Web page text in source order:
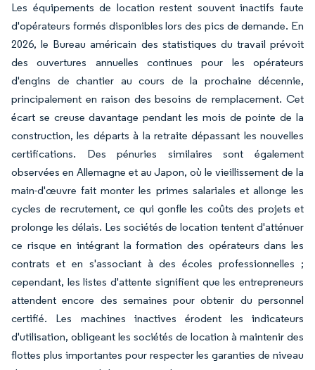
Les équipements de location restent souvent inactifs faute
d'opérateurs formés disponibles lors des pics de demande. En
2026, le Bureau américain des statistiques du travail prévoit
des ouvertures annuelles continues pour les opérateurs
d'engins de chantier au cours de la prochaine décennie,
principalement en raison des besoins de remplacement. Cet
écart se creuse davantage pendant les mois de pointe de la
construction, les départs à la retraite dépassant les nouvelles
certifications. Des pénuries similaires sont également
observées en Allemagne et au Japon, où le vieillissement de la
main-d'œuvre fait monter les primes salariales et allonge les
cycles de recrutement, ce qui gonfle les coûts des projets et
prolonge les délais. Les sociétés de location tentent d'atténuer
ce risque en intégrant la formation des opérateurs dans les
contrats et en s'associant à des écoles professionnelles ;
cependant, les listes d'attente signifient que les entrepreneurs
attendent encore des semaines pour obtenir du personnel
certifié. Les machines inactives érodent les indicateurs
d'utilisation, obligeant les sociétés de location à maintenir des
flottes plus importantes pour respecter les garanties de niveau